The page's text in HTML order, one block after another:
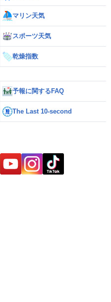
マリン天気
スポーツ天気
乾燥指数
予報に関するFAQ
The Last 10-second